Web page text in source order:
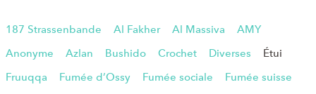
187 Strassenbande Al Fakher Al Massiva
AMY
Anonyme
Azlan Bushido Crochet Diverses
Étui
Fruuqqa
Fumée d’Ossy Fumée sociale
Fumée suisse